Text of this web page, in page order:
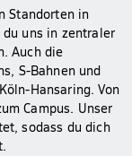
Standorten in
uns in zentraler
Auch die
S-Bahnen und
Hansaring. Von
Campus. Unser
sodass du dich